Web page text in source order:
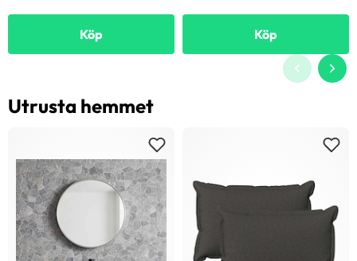
Köp Köp
Utrusta hemmet